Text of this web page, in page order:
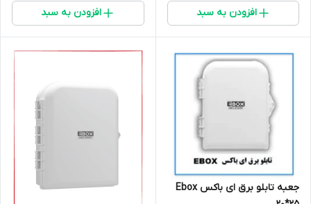
افزودن به سبد افزودن به سبد
جعبه تابلو برق ای باکس Ebox